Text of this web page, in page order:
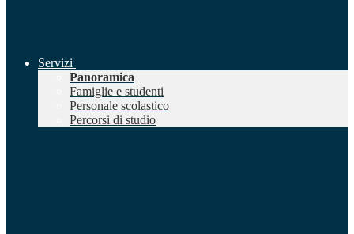
Servizi
Panoramica
Famiglie e studenti
Personale scolastico
Percorsi di studio